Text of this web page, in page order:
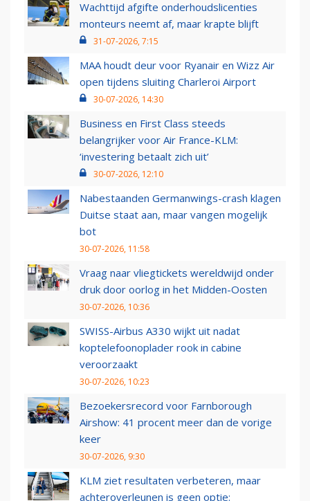
Wachttijd afgifte onderhoudslicenties
monteurs neemt af, maar krapte blijft
31-07-2026, 7:15
MAA houdt deur voor Ryanair en Wizz Air
open tijdens sluiting Charleroi Airport
30-07-2026, 14:30
Business en First Class steeds
belangrijker voor Air France-KLM:
‘investering betaalt zich uit’
30-07-2026, 12:10
Nabestaanden Germanwings-crash klagen
Duitse staat aan, maar vangen mogelijk
bot
30-07-2026, 11:58
Vraag naar vliegtickets wereldwijd onder
druk door oorlog in het Midden-Oosten
30-07-2026, 10:36
SWISS-Airbus A330 wijkt uit nadat
koptelefoonoplader rook in cabine
veroorzaakt
30-07-2026, 10:23
Bezoekersrecord voor Farnborough
Airshow: 41 procent meer dan de vorige
keer
30-07-2026, 9:30
KLM ziet resultaten verbeteren, maar
achteroverleunen is geen optie: